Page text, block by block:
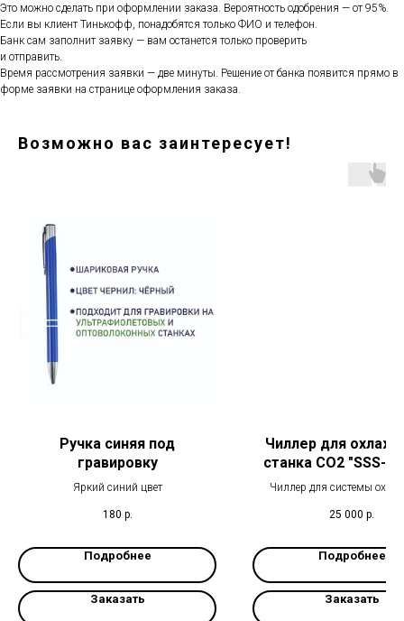
Это можно сделать при оформлении заказа. Вероятность одобрения — от 95%.
Если вы клиент Тинькофф, понадобятся только ФИО и телефон.
Банк сам заполнит заявку — вам останется только проверить
и отправить.
Время рассмотрения заявки — две минуты. Решение от банка появится прямо в
форме заявки на странице оформления заказа.
Возможно вас заинтересует!
Ручка синяя под
гравировку
Яркий синий цвет
180 р.
Подробнее
Заказать
Чиллер для
станка CO2 "SSS-
CW3000
Чиллер для системы
25 000 р.
Подробнее
Заказать